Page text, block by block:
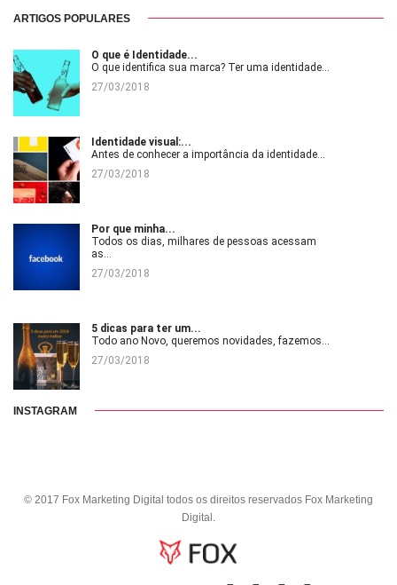
ARTIGOS POPULARES
O que é Identidade...
O que identifica sua marca? Ter uma identidade...
27/03/2018
Identidade visual:...
Antes de conhecer a importância da identidade...
27/03/2018
Por que minha...
Todos os dias, milhares de pessoas acessam
as...
27/03/2018
5 dicas para ter um...
Todo ano Novo, queremos novidades, fazemos...
27/03/2018
INSTAGRAM
© 2017 Fox Marketing Digital todos os direitos reservados Fox Marketing
Digital